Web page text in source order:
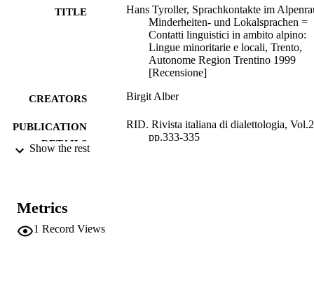
TITLE
Hans Tyroller, Sprachkontakte im
Minderheiten- und Lokalsprachen =
Contatti linguistici in ambito alpino:
Lingue minoritarie e locali, Trento,
Autonome Region Trentino 1999
[Recensione]
CREATORS Birgit Alber
PUBLICATION
DETAILS
RID. Rivista italiana di dialettologia,
pp.333-335
SERIES /
Show the rest
Metrics
1 Record Views